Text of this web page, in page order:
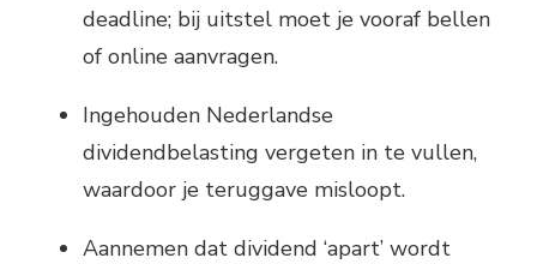
deadline; bij uitstel moet je vooraf bellen
of online aanvragen.
Ingehouden Nederlandse
dividendbelasting vergeten in te vullen,
waardoor je teruggave misloopt.
Aannemen dat dividend ‘apart’ wordt